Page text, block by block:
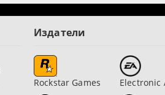
Издатели
Rockstar Games Electronic